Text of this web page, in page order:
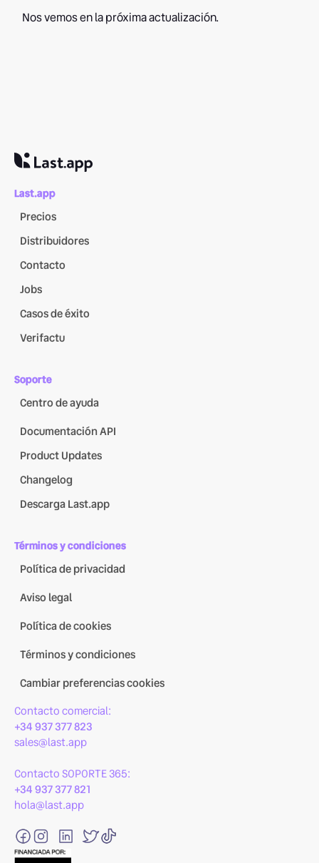
Nos vemos en la próxima actualización.
Last.app
Precios
Distribuidores
Contacto
Jobs
Casos de éxito
Verifactu
Soporte
Centro de ayuda
Documentación API
Product Updates
Changelog
Descarga Last.app
Términos y condiciones
Política de privacidad
Aviso legal
Política de cookies
Términos y condiciones
Cambiar preferencias cookies
Contacto comercial:
+34 937 377 823
sales@last.app
Contacto SOPORTE 365:
+34 937 377 821
hola@last.app